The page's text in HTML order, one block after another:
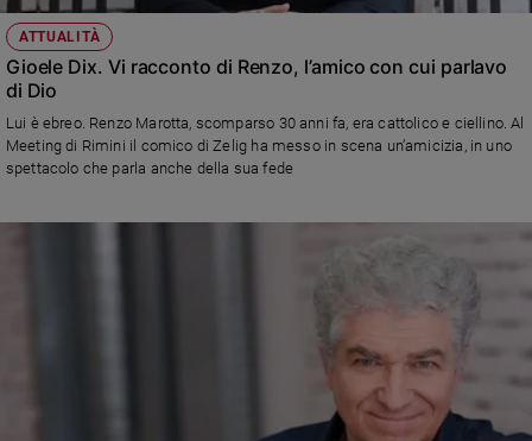
ATTUALITÀ
Gioele Dix. Vi racconto di Renzo, l’amico con cui parlavo
di Dio
Lui è ebreo. Renzo Marotta, scomparso 30 anni fa, era cattolico e ciellino. Al
Meeting di Rimini il comico di Zelig ha messo in scena un’amicizia, in uno
spettacolo che parla anche della sua fede